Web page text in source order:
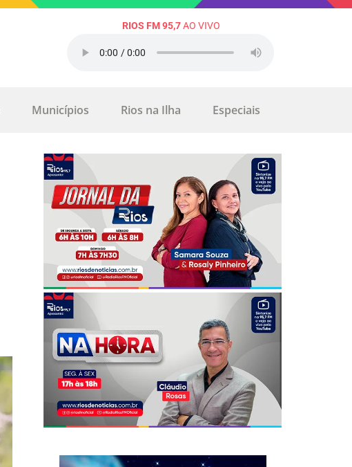
RIOS FM 95,7AO VIVO
Municípios Rios na Ilha Especiais